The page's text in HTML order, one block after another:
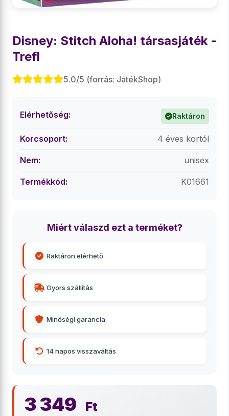
Disney: Stitch Aloha! társasjáték -
Trefl
5.0/5 (forrás: JátékShop)
Elérhetőség: Raktáron
Korcsoport: 4 éves kortól
Nem: unisex
Termékkód: K01661
Miért válaszd ezt a terméket?
Raktáron elérhető
Gyors szállítás
Minőségi garancia
14 napos visszaváltás
3 349 Ft